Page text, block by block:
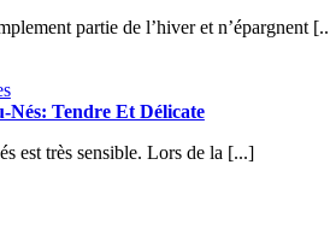
partie de l’hiver et n’épargnent
Nés: Tendre Et Délicate
est très sensible. Lors de la [...]